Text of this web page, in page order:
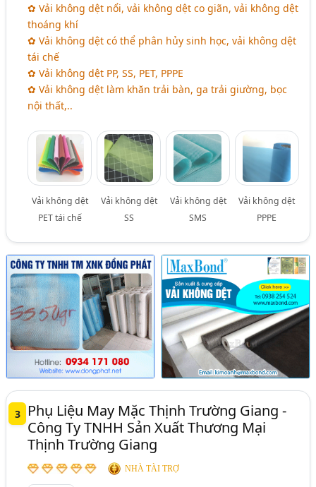
✿ Vải không dệt nổi, vải không dệt co giãn, vải không dệt
thoáng khí
✿ Vải không dệt có thể phân hủy sinh học, vải không dệt
tái chế
✿ Vải không dệt PP, SS, PET, PPPE
✿ Vải không dệt làm khăn trải bàn, ga trải giường, bọc
nội thất,..
Vải không dệt
PET tái chế
Vải không dệt
SS
Vải không dệt
SMS
Vải không dệt
PPPE
3
Phụ Liệu May Mặc Thịnh Trường Giang -
Công Ty TNHH Sản Xuất Thương Mại
Thịnh Trường Giang
NHÀ TÀI TRỢ